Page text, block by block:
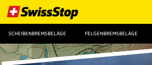
SCHEIBENBREMSBELÄGE FELGENBREMSBELÄGE